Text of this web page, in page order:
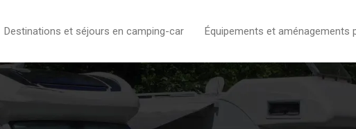
Destinations et séjours en camping-car Équipements et aménagements